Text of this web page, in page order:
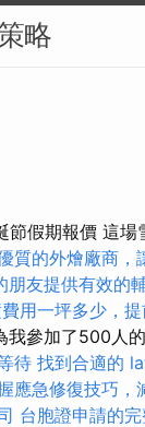
略
假期報價 這場
質的外燴廠商，
朋友提供有效的
用一坪多少，
參加了500人
待 找到合適的
應急修復技巧，
台胞證申請的